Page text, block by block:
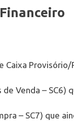
Caixa
Venda – SC6)
– SC7) que